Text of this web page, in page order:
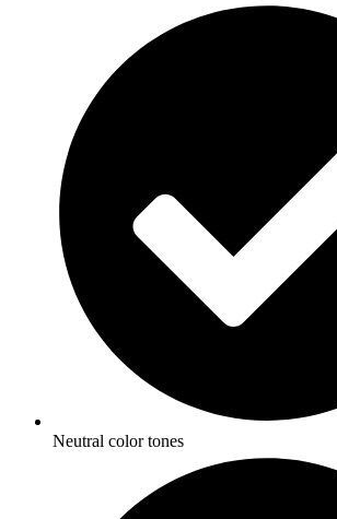
Neutral color tones